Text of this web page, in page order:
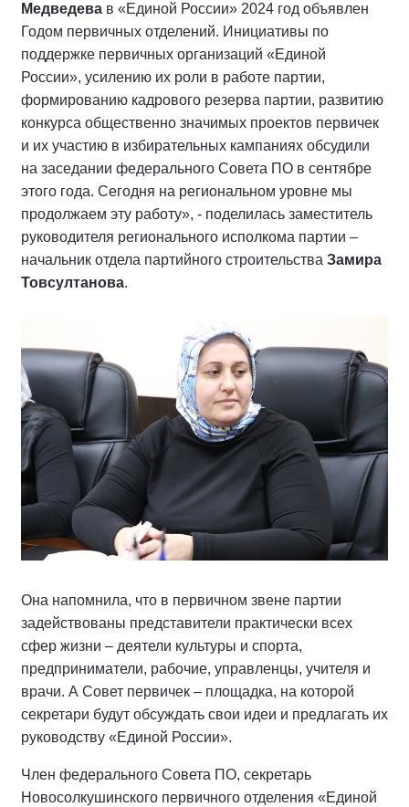
Медведева в «Единой России» 2024 год объявлен
Годом первичных отделений. Инициативы по
поддержке первичных организаций «Единой
России», усилению их роли в работе партии,
формированию кадрового резерва партии, развитию
конкурса общественно значимых проектов первичек
и их участию в избирательных кампаниях обсудили
на заседании федерального Совета ПО в сентябре
этого года. Сегодня на региональном уровне мы
продолжаем эту работу», - поделилась заместитель
руководителя регионального исполкома партии –
начальник отдела партийного строительства Замира
Товсултанова.
Она напомнила, что в первичном звене партии
задействованы представители практически всех
сфер жизни – деятели культуры и спорта,
предприниматели, рабочие, управленцы, учителя и
врачи. А Совет первичек – площадка, на которой
секретари будут обсуждать свои идеи и предлагать их
руководству «Единой России».
Член федерального Совета ПО, секретарь
Новосолкушинского первичного отделения «Единой